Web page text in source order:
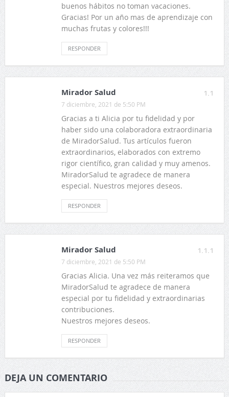
buenos hábitos no toman vacaciones.
Gracias! Por un año mas de aprendizaje con
muchas frutas y colores!!!
RESPONDER
1.1
Mirador Salud
7 diciembre, 2021 de 5:50 PM
Gracias a ti Alicia por tu fidelidad y por
haber sido una colaboradora extraordinaria
de MiradorSalud. Tus artículos fueron
extraordinarios, elaborados con extremo
rigor científico, gran calidad y muy amenos.
MiradorSalud te agradece de manera
especial. Nuestros mejores deseos.
RESPONDER
1.1.1
Mirador Salud
7 diciembre, 2021 de 5:50 PM
Gracias Alicia. Una vez más reiteramos que
MiradorSalud te agradece de manera
especial por tu fidelidad y extraordinarias
contribuciones.
Nuestros mejores deseos.
RESPONDER
DEJA UN COMENTARIO